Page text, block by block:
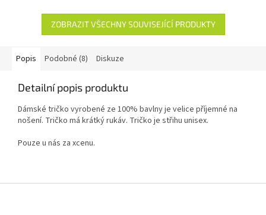
ZOBRAZIT VŠECHNY SOUVISEJÍCÍ PRODUKTY
Popis Podobné (8) Diskuze
Detailní popis produktu
Dámské tričko vyrobené ze 100% bavlny je velice příjemné na
nošení. Tričko má krátký rukáv. Tričko je střihu unisex.
Pouze u nás za xcenu.